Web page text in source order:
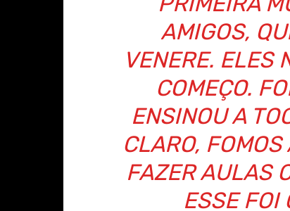
AMIGOS,
VENERE. ELES
COMEÇO.
ENSINOU A
CLARO,
FAZER AULAS
ESSE FOI